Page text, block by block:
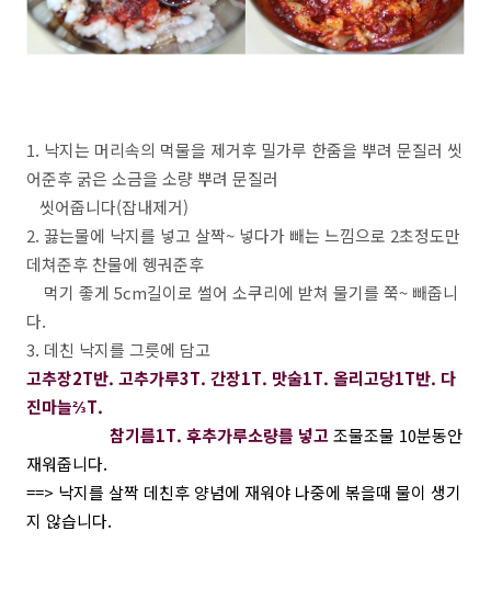
1. 낙지는 머리속의 먹물을 제거후 밀가루 한줌을 뿌려 문질러 씻
어준후 굵은 소금을 소량 뿌려 문질러
씻어줍니다(잡내제거)
2. 끓는물에 낙지를 넣고 살짝~ 넣다가 빼는 느낌으로 2초정도만
데쳐준후 찬물에 헹궈준후
먹기 좋게 5cm길이로 썰어 소쿠리에 받쳐 물기를 쭉~ 빼줍니
다.
3. 데친 낙지를 그릇에 담고
고추장2T반. 고추가루3T. 간장1T. 맛술1T. 올리고당1T반. 다
진마늘⅔T.
참기름1T. 후추가루소량를 넣고조물조물 10분동안
재워줍니다.
==> 낙지를 살짝 데친후 양념에 재워야 나중에 볶을때 물이 생기
지 않습니다.